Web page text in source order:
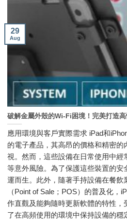
破解金屬外殼的Wi-Fi困境！完美打造
應用環境與客戶實際需求 iPad和
的電子產品，其高昂的價格和精密的
視。然而，這些設備在日常使用中經
等意外風險。為了保護這些裝置的安
運而生。此外，隨著手持設備在餐飲
（Point of Sale；POS）的普及化，
作直觀及能夠隨時更新軟體的特性，
了在高頻使用的環境中保持設備的穩
29
Aug